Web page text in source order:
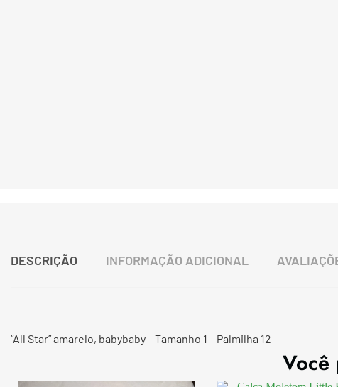
DESCRIÇÃO INFORMAÇÃO ADICIONAL
“All Star” amarelo, babybaby – Tamanho 1 – Palmilha 12
Você